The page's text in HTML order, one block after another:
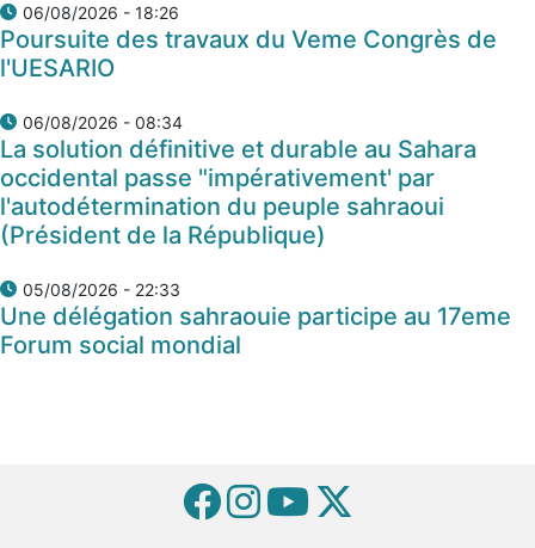
06/08/2026 - 18:26
Poursuite des travaux du Veme Congrès de
l'UESARIO
06/08/2026 - 08:34
La solution définitive et durable au Sahara
occidental passe "impérativement' par
l'autodétermination du peuple sahraoui
(Président de la République)
05/08/2026 - 22:33
Une délégation sahraouie participe au 17eme
Forum social mondial